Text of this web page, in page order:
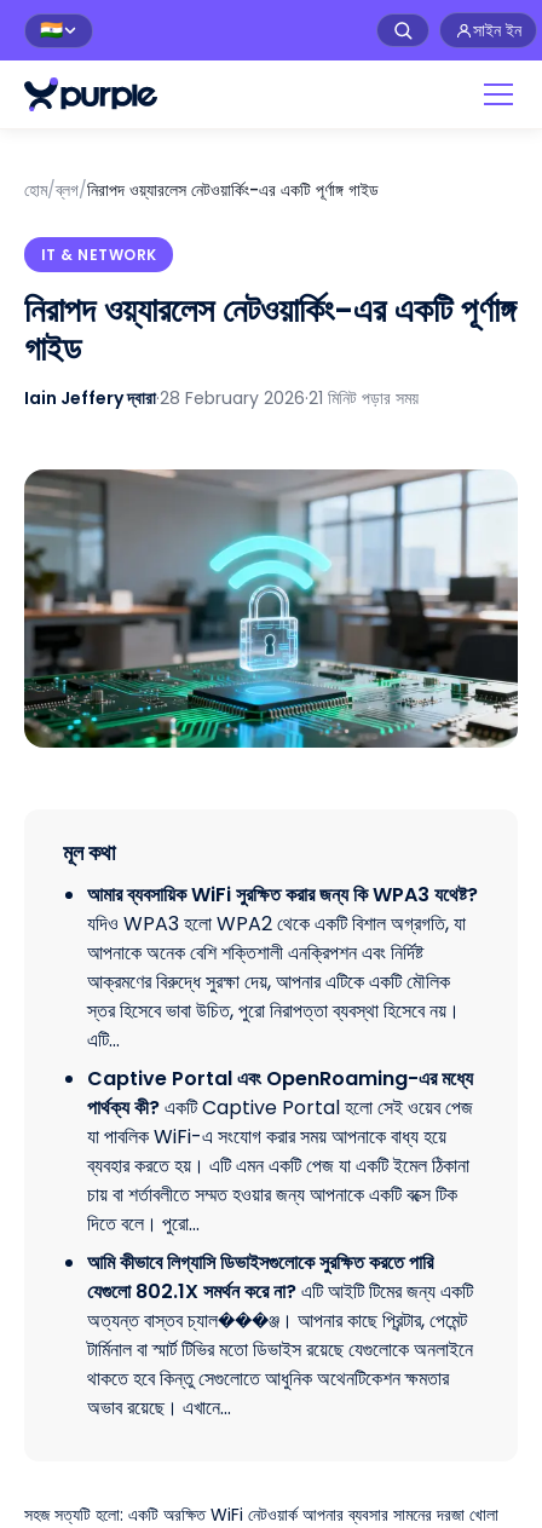
🇮🇳 সাইন ইন
হোম/ব্লগ/নিরাপদ ওয়্যারলেস নেটওয়ার্কিং-এর একটি পূর্ণাঙ্গ গাইড
IT & NETWORK
নিরাপদ ওয়্যারলেস নেটওয়ার্কিং-এর একটি পূর্ণাঙ্গ
গাইড
Iain Jeffery দ্বারা·28 February 2026·21 মিনিট পড়ার সময়
মূল কথা
আমার ব্যবসায়িক WiFi সুরক্ষিত করার জন্য কি WPA3 যথেষ্ট?
যদিও WPA3 হলো WPA2 থেকে একটি বিশাল অগ্রগতি, যা
আপনাকে অনেক বেশি শক্তিশালী এনক্রিপশন এবং নির্দিষ্ট
আক্রমণের বিরুদ্ধে সুরক্ষা দেয়, আপনার এটিকে একটি মৌলিক
স্তর হিসেবে ভাবা উচিত, পুরো নিরাপত্তা ব্যবস্থা হিসেবে নয়।
এটি…
Captive Portal এবং OpenRoaming-এর মধ্যে
পার্থক্য কী?একটি Captive Portal হলো সেই ওয়েব পেজ
যা পাবলিক WiFi-এ সংযোগ করার সময় আপনাকে বাধ্য হয়ে
ব্যবহার করতে হয়। এটি এমন একটি পেজ যা একটি ইমেল ঠিকানা
চায় বা শর্তাবলীতে সম্মত হওয়ার জন্য আপনাকে একটি বক্সে টিক
দিতে বলে। পুরো…
আমি কীভাবে লিগ্যাসি ডিভাইসগুলোকে সুরক্ষিত করতে পারি
যেগুলো 802.1X সমর্থন করে না?এটি আইটি টিমের জন্য একটি
অত্যন্ত বাস্তব চ্যাল���ঞ্জ। আপনার কাছে প্রিন্টার, পেমেন্ট
টার্মিনাল বা স্মার্ট টিভির মতো ডিভাইস রয়েছে যেগুলোকে অনলাইনে
থাকতে হবে কিন্তু সেগুলোতে আধুনিক অথেনটিকেশন ক্ষমতার
অভাব রয়েছে। এখানে…
সহজ সত্যটি হলো: একটি অরক্ষিত WiFi নেটওয়ার্ক আপনার ব্যবসার সামনের দরজা খোলা